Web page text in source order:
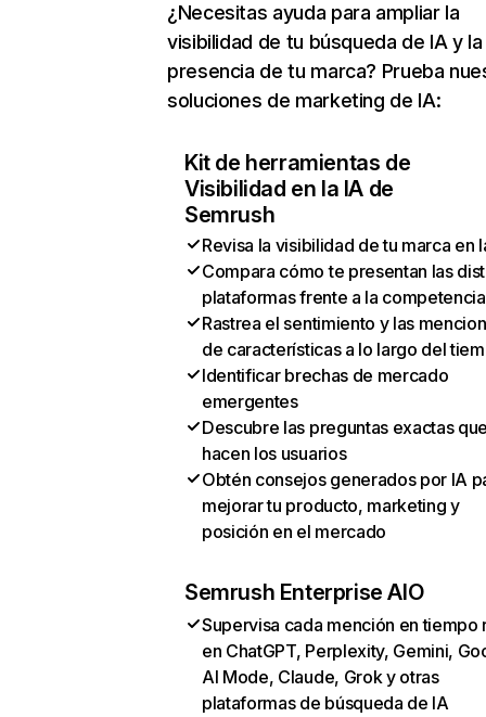
¿Necesitas ayuda para ampliar la
visibilidad de tu búsqueda de IA y la
presencia de tu marca? Prueba
soluciones de marketing de IA:
Kit de herramientas de
Visibilidad en la IA de
Semrush
Revisa la visibilidad de tu marca en
Compara cómo te presentan las
plataformas frente a la competencia
Rastrea el sentimiento y las
de características a lo largo del
Identificar brechas de mercado
emergentes
Descubre las preguntas exactas
hacen los usuarios
Obtén consejos generados por IA
mejorar tu producto, marketing y
posición en el mercado
Semrush Enterprise AIO
Supervisa cada mención en tiempo
en ChatGPT, Perplexity, Gemini,
AI Mode, Claude, Grok y otras
plataformas de búsqueda de IA